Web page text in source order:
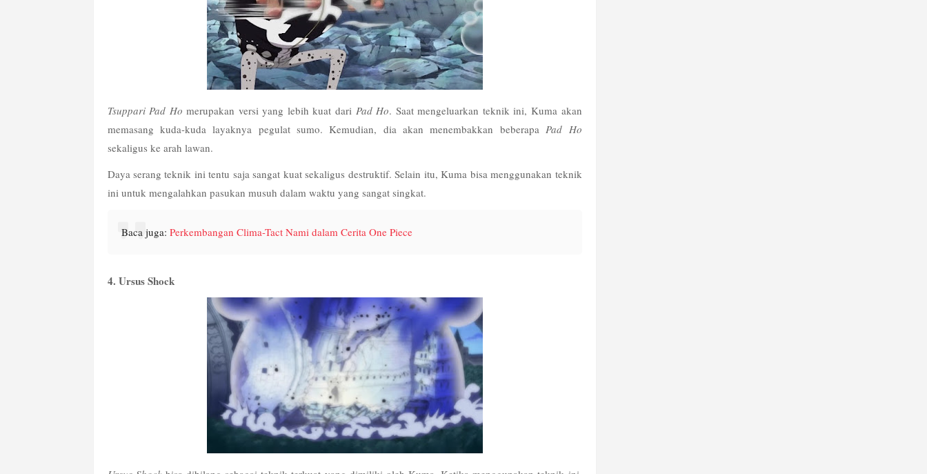
Tsuppari Pad Ho merupakan versi yang lebih kuat dari Pad Ho. Saat mengeluarkan teknik ini, Kuma akan
memasang kuda-kuda layaknya pegulat sumo. Kemudian, dia akan menembakkan beberapa Pad Ho
sekaligus ke arah lawan.
Daya serang teknik ini tentu saja sangat kuat sekaligus destruktif. Selain itu, Kuma bisa menggunakan teknik
ini untuk mengalahkan pasukan musuh dalam waktu yang sangat singkat.
Baca juga: Perkembangan Clima-Tact Nami dalam Cerita One Piece
4. Ursus Shock